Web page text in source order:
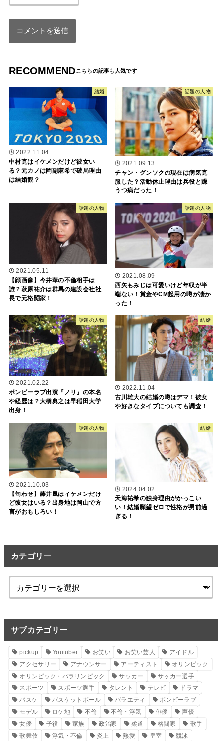
RECOMMEND
結婚
2022.11.04
中村克はイケメンだけど彼女い
る？元カノは岡副麻希で破局理由
は結婚観？
話題の人物
2021.09.13
チャン・グンソクの現在は病気克
服した？活動休止理由は兵役と躁
うつ病だった！
話題の人物
2021.05.11
【顔画像】今井華の不倫相手は
誰？萩原祐介は群馬の建設会社社
長で元格闘家！
話題の人物
2021.08.09
西矢もみじは可愛いけど年収が半
端ない！賞金やCM起用の噂が凄か
った！
話題の人物
2021.02.22
ボンビーラブ出演『ノリ』の本名
や経歴は？大橋典之は早稲田大学
出身！
結婚
2022.11.04
古川雄大の結婚の噂はデマ！彼女
や好きなタイプについても調査！
話題の人物
2021.10.03
【匂わせ】藤井風はイケメンだけ
ど彼女はいる？出身地は岡山で方
言がおもしろい！
結婚
2024.04.02
天海祐希の独身理由がかっこい
い！結婚願望ゼロで性格が男前過
ぎる！
カテゴリー
サブカテゴリー
pickup Youtuber お笑い お笑い芸人
アイドル
アクセサリー
アナウンサー アーティスト
オリンピック
オリンピック・パラリンピック
サッカー
サッカー選手
スポーツ
スポーツ選手 タレント テレビ
ドラマ
バスケ
バスケットボール バラエティ
ボンビーラブ
モデル
ロケ地 不倫 不倫・浮気 俳優
声優
女優
子役 家族 政治家 柔道 格闘家
歌手
歌舞伎
浮気・不倫 炎上 熱愛 皇室 競泳